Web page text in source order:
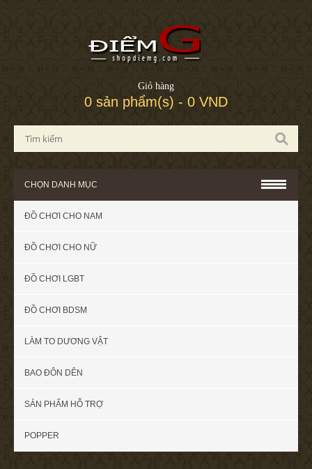
Giỏ hàng
0 sản phẩm(s) - 0 VND
CHỌN DANH MỤC
ĐỒ CHƠI CHO NAM
ĐỒ CHƠI CHO NỮ
ĐỒ CHƠI LGBT
ĐỒ CHƠI BDSM
LÀM TO DƯƠNG VẬT
BAO ĐÔN DÊN
SẢN PHẨM HỖ TRỢ
POPPER